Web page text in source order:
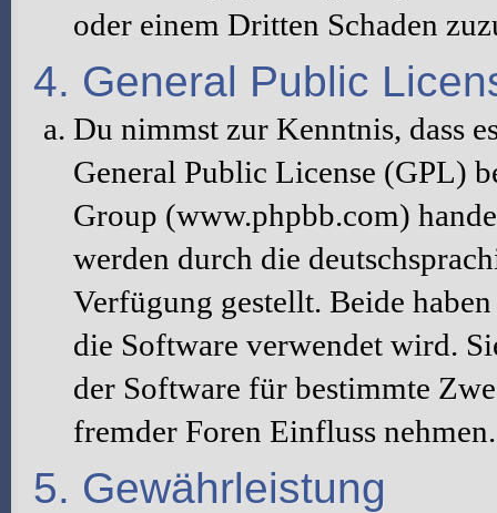
oder einem Dritten Schaden
4. General Public
Du nimmst zur Kenntnis, dass
General Public License (GPL)
Group (www.phpbb.com)
werden durch die
Verfügung gestellt. Beide
die Software verwendet wird.
der Software für bestimmte
fremder Foren Einfluss nehmen.
5. Gewährleistung